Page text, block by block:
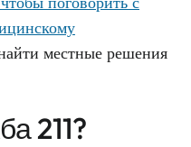
местные решения
211?